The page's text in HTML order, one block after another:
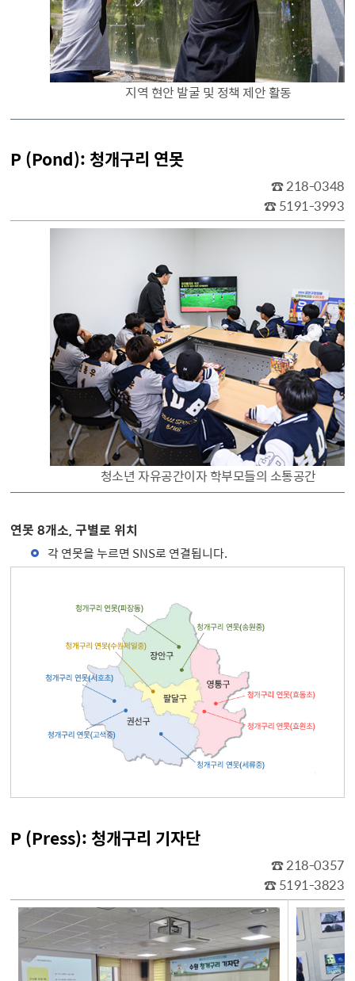
지역 현안 발굴 및 정책 제안 활동
P (Pond): 청개구리 연못
☎ 218-0348
☎ 5191-3993
청소년 자유공간이자 학부모들의 소통공간
연못 8개소, 구별로 위치
각 연못을 누르면 SNS로 연결됩니다.
P (Press): 청개구리 기자단
☎ 218-0357
☎ 5191-3823